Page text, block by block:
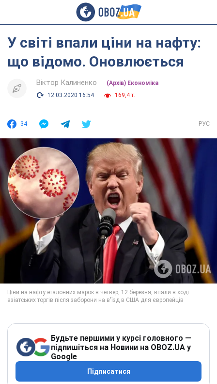
У світі впали ціни на нафту:
що відомо. Оновлюється
Віктор Калиненко
(Архів) Економіка
12.03.2020 16:54
169,4 т.
34 РУС
Будьте першими у курсі головного —
підпишіться на Новини на OBOZ.UA у
Google
Підписатися